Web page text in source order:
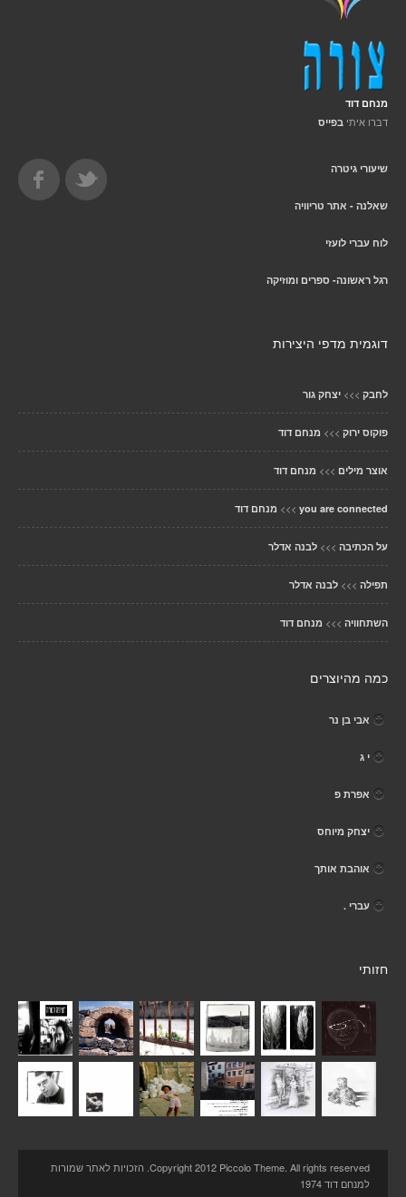
מנחם דוד
דברו איתי בפייס
שיעורי גיטרה
שאלנה - אתר טריוויה
לוח עברי לועזי
רגל ראשונה- ספרים ומוזיקה
דוגמית מדפי היצירות
לחבק >>> יצחק גור
פוקוס ירוק >>> מנחם דוד
אוצר מילים >>> מנחם דוד
you are connected
>>> מנחם דוד
על הכתיבה >>> לבנה אדלר
תפילה >>> לבנה אדלר
השתחוויה >>> מנחם דוד
כמה מהיוצרים
אבי בן נר
י ג
אפרת פ
יצחק מיוחס
אוהבת אותך
עברי .
חזותי
Copyright 2012 Piccolo Theme. All rights reserved. הזכויות לאתר שמורות
למנחם דוד 1974